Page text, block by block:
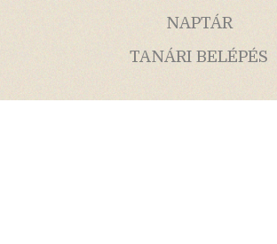
NAPTÁR
TANÁRI BELÉPÉS